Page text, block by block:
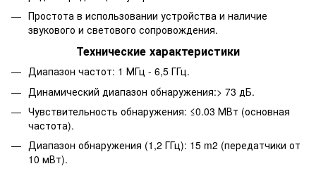
Простота в использовании устройства и наличие
звукового и светового сопровождения.
Технические характеристики
Диапазон частот: 1 МГц - 6,5 ГГц.
Динамический диапазон обнаружения:> 73 дБ.
Чувствительность обнаружения: ≤0.03 МВт (основная
частота).
Диапазон обнаружения (1,2 ГГц): 15 m2 (передатчики от
10 мВт).